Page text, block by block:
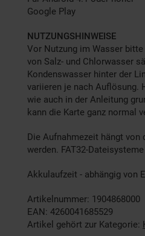
Google Play
NUTZUNGSHINWEISE
Vor Nutzung im Wasser
von Salz- und Chlorwasser
Kondenswasser hinter der
variieren je nach Auflösung.
wie auch in der Anleitung
kann die Karte ganz normal
Die Aufnahmezeit hängt
werden. FAT32-
Akkulaufzeit - abhängig von
Artikelnummer: 1904868000
EAN: 4260041685529
Artikel gehört zur Kategorie: